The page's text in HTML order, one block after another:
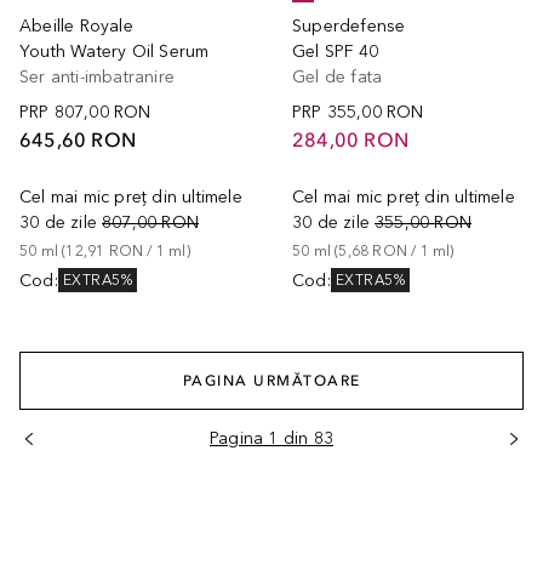
Abeille Royale
Youth Watery Oil Serum
Ser anti-imbatranire
PRP 807,00 RON
645,60 RON
Cel mai mic preț din ultimele
30 de zile 807,00 RON
50 ml (12,91 RON / 1 ml )
Cod : EXTRA5%
Superdefense
Gel SPF 40
Gel de fata
PRP 355,00 RON
284,00 RON
Cel mai mic preț din ultimele
30 de zile 355,00 RON
50 ml (5,68 RON / 1 ml)
Cod : EXTRA5%
PAGINA URMĂTOARE
Pagina 1 din 83